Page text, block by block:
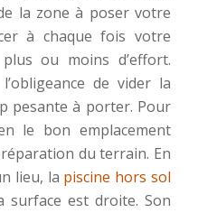
la zone à poser votre
à chaque fois votre
ou moins d’effort.
de vider la
pesante à porter. Pour
le bon emplacement
du terrain. En
lieu, la piscine hors sol
est droite. Son